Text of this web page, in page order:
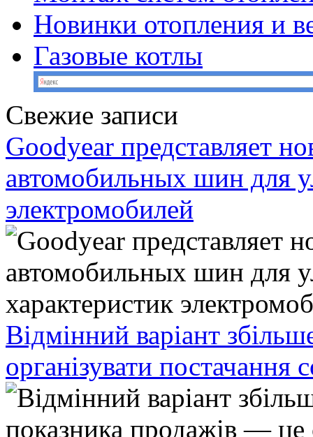
Новинки отопления и
Газовые котлы
Свежие записи
Goodyear представляет
автомобильных шин для
электромобилей
Відмінний варіант
організувати постачання